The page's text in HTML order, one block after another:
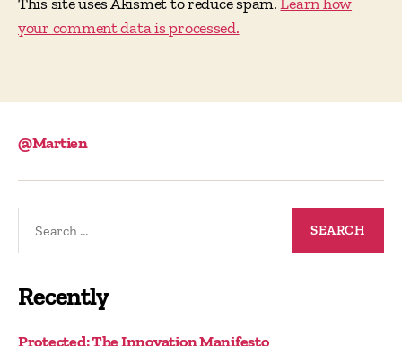
your comment data is processed.
@Martien
Recently
Protected: The Innovation Manifesto